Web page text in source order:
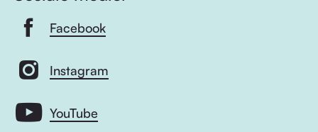
Facebook
Instagram
YouTube